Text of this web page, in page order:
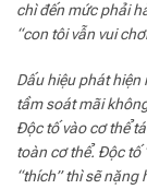
chì đến mức phải
“con tôi vẫn vui
Dấu hiệu phát
tầm soát mãi
Độc tố vào cơ thể
toàn cơ thể. Độc tố
“thích” thì sẽ